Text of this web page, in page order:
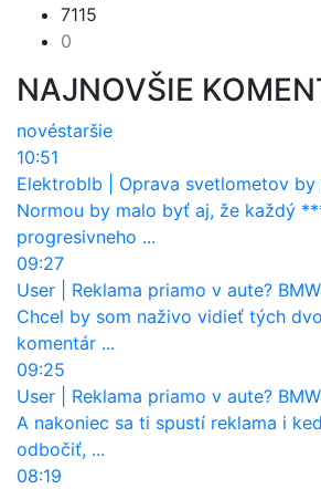
7115
0
NAJNOVŠIE
novéstaršie
10:51
Elektroblb
Oprava svetlometov by mala byť normou.
Normou by malo byť aj, že každý
progresivneho ...
09:27
User
Reklama priamo v aute? BMW môže
Chcel by som naživo vidieť tých
komentár ...
09:25
User
Reklama priamo v aute? BMW môže
A nakoniec sa ti spustí reklama i
odbočiť, ...
08:19